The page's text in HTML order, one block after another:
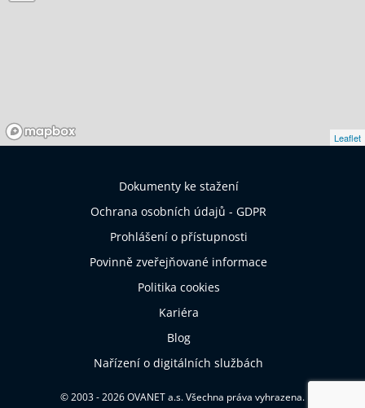
Leaflet
Dokumenty ke stažení
Ochrana osobních údajů - GDPR
Prohlášení o přístupnosti
Povinně zveřejňované informace
Politika cookies
Kariéra
Blog
Nařízení o digitálních službách
© 2003 - 2026 OVANET a.s. Všechna práva vyhrazena.